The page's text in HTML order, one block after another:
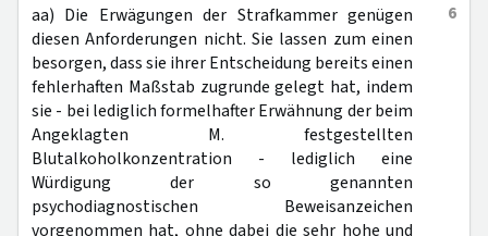
6
aa) Die Erwägungen der Strafkammer genügen
diesen Anforderungen nicht. Sie lassen zum einen
besorgen, dass sie ihrer Entscheidung bereits einen
fehlerhaften Maßstab zugrunde gelegt hat, indem
sie - bei lediglich formelhafter Erwähnung der beim
Angeklagten M. festgestellten
Blutalkoholkonzentration - lediglich eine
Würdigung der so genannten
psychodiagnostischen Beweisanzeichen
vorgenommen hat, ohne dabei die sehr hohe und